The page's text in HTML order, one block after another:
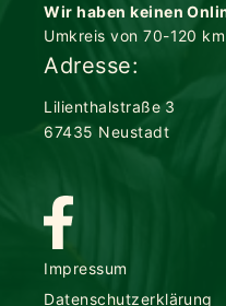
Wir haben keinen
Umkreis von 70-120
Adresse:
Lilienthalstraße 3
67435 Neustadt
Impressum
Datenschutzerklärung